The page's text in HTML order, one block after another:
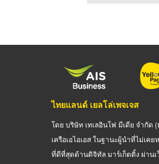
ไทยแลนด์ เยลโล่เพจเจส
โดย บริษัท เทเลอินโฟ มีเดีย จำกัด
เครือเอไอเอส ในฐานะผู้นำที่ไม่เค
ที่ดีที่สุดด้านดิจิทัล มาร์เก็ตติ้ง ผ่าน